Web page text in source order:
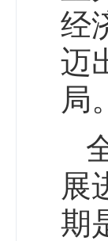
经
迈
局。
展
期